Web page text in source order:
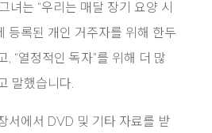
녀는 “우리는 매달 장기 요양 시
등록된 개인 거주자를 위해 한두
, “열정적인 독자”를 위해 더 많
말했습니다.
서에서 DVD 및 기타 자료를 받